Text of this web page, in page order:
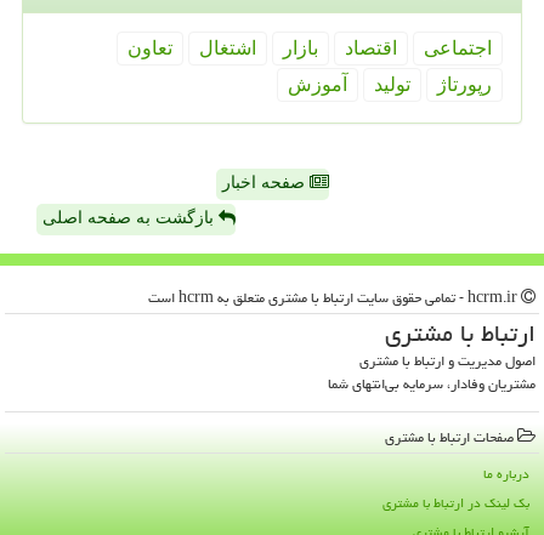
اجتماعی اقتصاد بازار اشتغال
تعاون
رپورتاژ
تولید آموزش
صفحه اخبار
بازگشت به صفحه اصلی
ارتباط با مشتری
اصول مدیریت و ارتباط با مشتری
مشتریان وفادار، سرمایه بی‌انتهای شما
صفحات ارتباط با مشتری
درباره ما
بک لینک در ارتباط با مشتری